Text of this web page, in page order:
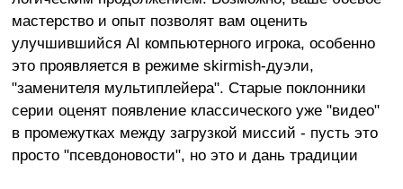
мастерство и опыт позволят вам оценить
улучшившийся AI компьютерного игрока, особенно
это проявляется в режиме skirmish-дуэли,
"заменителя мультиплейера". Старые поклонники
серии оценят появление классического уже "видео"
в промежутках между загрузкой миссий - пусть это
просто "псевдоновости", но это и дань традиции